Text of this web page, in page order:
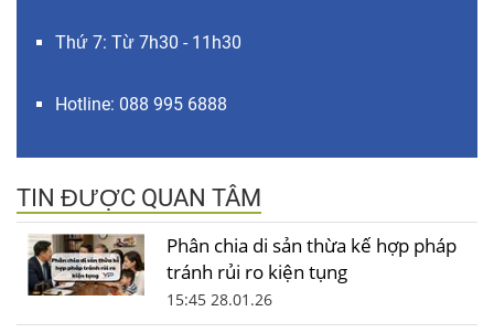
Thứ 7: Từ 7h30 - 11h30
Hotline: 088 995 6888
TIN ĐƯỢC QUAN TÂM
Phân chia di sản thừa kế hợp pháp
tránh rủi ro kiện tụng
15:45 28.01.26